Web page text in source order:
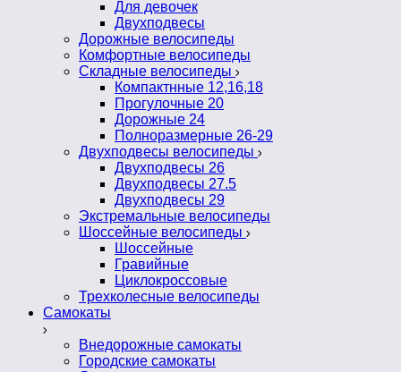
Для девочек
Двухподвесы
Дорожные велосипеды
Комфортные велосипеды
Складные велосипеды
Компактнные 12,16,18
Прогулочные 20
Дорожные 24
Полноразмерные 26-29
Двухподвесы велосипеды
Двухподвесы 26
Двухподвесы 27.5
Двухподвесы 29
Экстремальные велосипеды
Шоссейные велосипеды
Шоссейные
Гравийные
Циклокроссовые
Трехколесные велосипеды
Самокаты
Внедорожные самокаты
Городские самокаты